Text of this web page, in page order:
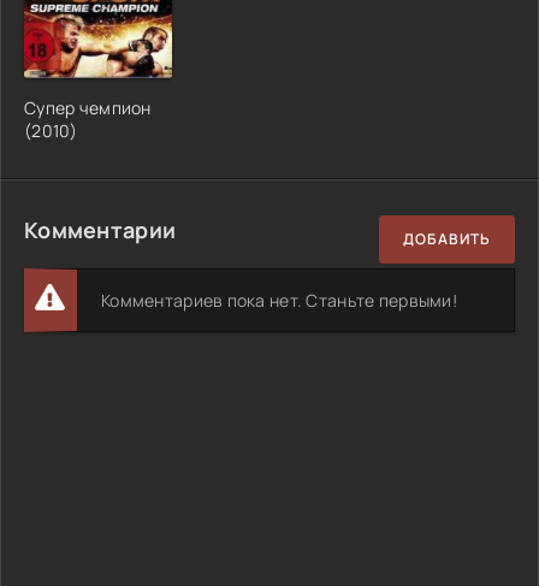
Супер чемпион
(2010)
Комментарии ДОБАВИТЬ
Комментариев пока нет. Станьте первыми!